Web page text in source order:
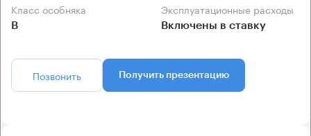
Класс особняка
B
Эксплуатационные расходы
Включены в ставку
Позвонить Получить презентацию